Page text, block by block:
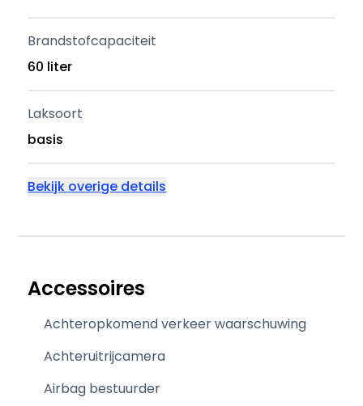
Brandstofcapaciteit
60 liter
Laksoort
basis
Bekijk overige details
Accessoires
Achteropkomend verkeer waarschuwing
Achteruitrijcamera
Airbag bestuurder